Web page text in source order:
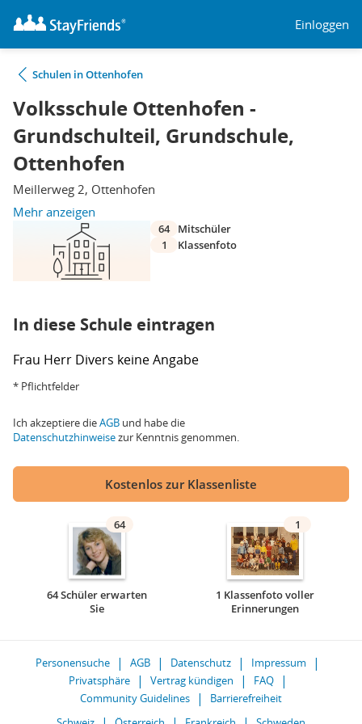
Einloggen
Schulen in Ottenhofen
Volksschule Ottenhofen -
Grundschulteil, Grundschule,
Ottenhofen
Meillerweg 2, Ottenhofen
Mehr anzeigen
64
Mitschüler
1
Klassenfoto
In diese Schule eintragen
Frau Herr Divers keine Angabe
* Pflichtfelder
Ich akzeptiere dieAGB und habe die
Datenschutzhinweisezur Kenntnis genommen.
Kostenlos zur Klassenliste
64
64 Schüler erwarten
Sie
1
1 Klassenfoto voller
Erinnerungen
Personensuche AGB Datenschutz
Impressum
Privatsphäre
Vertrag kündigen
FAQ
Community Guidelines
Barrierefreiheit